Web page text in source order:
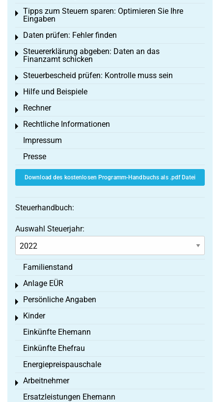
Tipps zum Steuern sparen: Optimieren Sie Ihre
Eingaben
Toggle menu
Daten prüfen: Fehler finden
Toggle menu
Steuererklärung abgeben: Daten an das
Finanzamt schicken
Toggle menu
Steuerbescheid prüfen: Kontrolle muss sein
Toggle menu
Hilfe und Beispiele
Toggle menu
Rechner
Toggle menu
Rechtliche Informationen
Toggle menu
Impressum
Presse
Download des kostenlosen Programm-Handbuchs als .pdf Datei
Steuerhandbuch:
Auswahl Steuerjahr:
Familienstand
Anlage EÜR
Toggle menu
Persönliche Angaben
Toggle menu
Kinder
Toggle menu
Einkünfte Ehemann
Einkünfte Ehefrau
Energiepreispauschale
Arbeitnehmer
Toggle menu
Ersatzleistungen Ehemann